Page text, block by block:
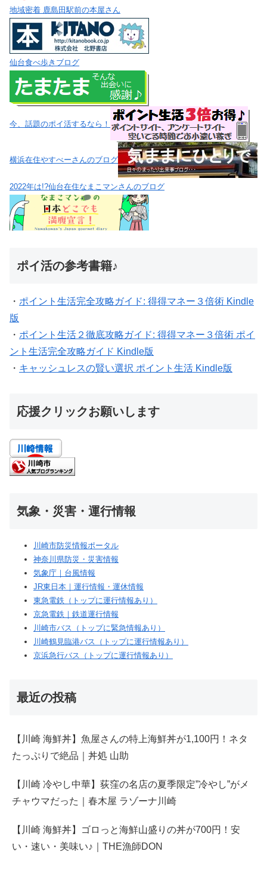
地域密着 鹿島田駅前の本屋さん
仙台食べ歩きブログ
今、話題のポイ活するなら！
横浜在住やすべーさんのブログ
2022年は!?仙台在住なまこマンさんのブログ
ポイ活の参考書籍♪
・ ポイント生活完全攻略ガイド: 得得マネー３倍術 Kindle
版
・ ポイント生活２徹底攻略ガイド: 得得マネー３倍術 ポイ
ント生活完全攻略ガイド Kindle版
・ キャッシュレスの賢い選択 ポイント生活 Kindle版
応援クリックお願いします
気象・災害・運行情報
川崎市防災情報ポータル
神奈川県防災・災害情報
気象庁｜台風情報
JR東日本｜運行情報・運休情報
東急電鉄（トップに運行情報あり）
京急電鉄｜鉄道運行情報
川崎市バス（トップに緊急情報あり）
川崎鶴見臨港バス（トップに運行情報あり）
京浜急行バス（トップに運行情報あり）
最近の投稿
【川崎 海鮮丼】魚屋さんの特上海鮮丼が1,100円！ネタ
たっぷりで絶品｜丼処 山助
【川崎 冷やし中華】荻窪の名店の夏季限定”冷やし”がメ
チャウマだった｜春木屋 ラゾーナ川崎
【川崎 海鮮丼】ゴロっと海鮮山盛りの丼が700円！安
い・速い・美味い♪｜THE漁師DON